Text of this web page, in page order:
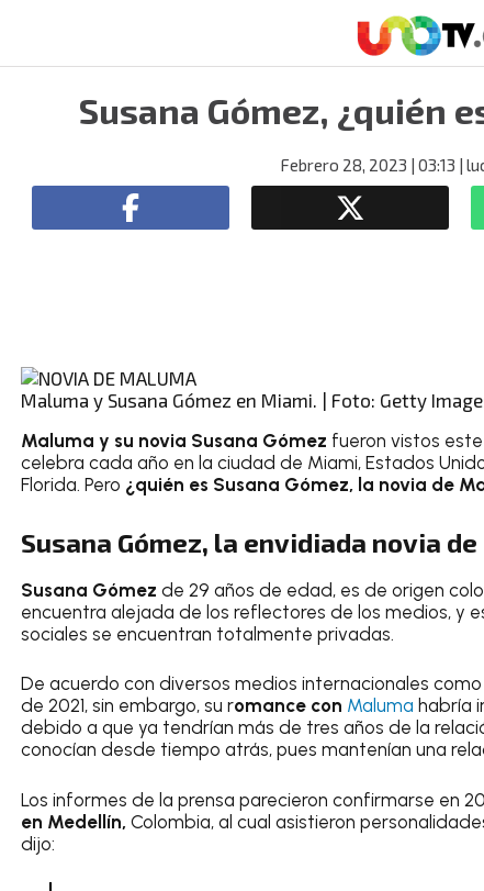
Susana Gómez, ¿quién
Febrero 28, 2023 | 03:13 |
Maluma y Susana Gómez en Miami. | Foto: Getty
Maluma y su novia Susana Gómez fueron vistos
celebra cada año en la ciudad de Miami, Estados
Florida. Pero ¿quién es Susana Gómez, la novia de
Susana Gómez, la envidiada novia
Susana Gómez de 29 años de edad, es de origen
encuentra alejada de los reflectores de los medios, y
sociales se encuentran totalmente privadas.
De acuerdo con diversos medios internacionales
de 2021, sin embargo, su romance con Maluma habría
debido a que ya tendrían más de tres años de la
conocían desde tiempo atrás, pues mantenían una
Los informes de la prensa parecieron confirmarse en
en Medellín, Colombia, al cual asistieron
dijo: